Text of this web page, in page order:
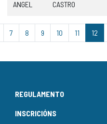
ANGEL
CASTRO
7 8 9 10 11 12
REGULAMENTO
INSCRICIÓNS